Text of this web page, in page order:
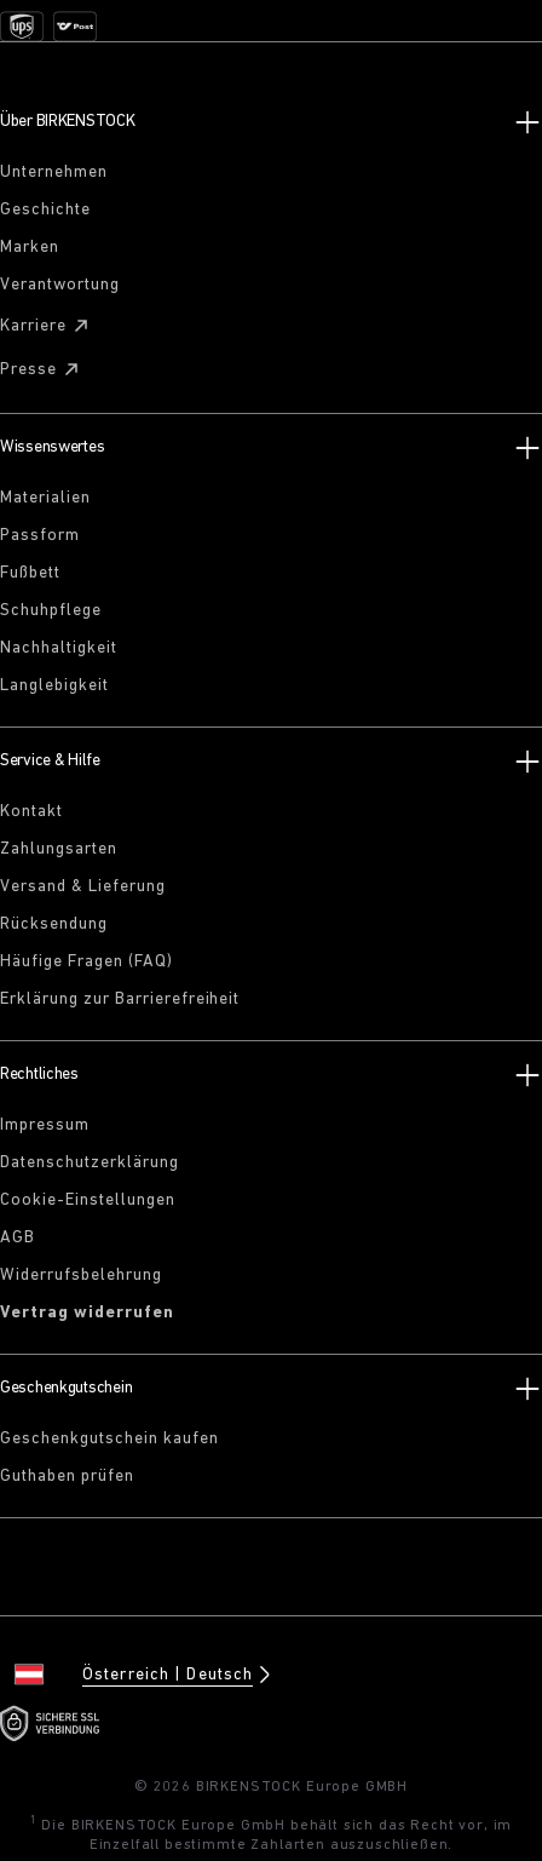
Über BIRKENSTOCK
Unternehmen
Geschichte
Marken
Verantwortung
Karriere
Presse
Wissenswertes
Materialien
Passform
Fußbett
Schuhpflege
Nachhaltigkeit
Langlebigkeit
Service & Hilfe
Kontakt
Zahlungsarten
Versand & Lieferung
Rücksendung
Häufige Fragen (FAQ)
Erklärung zur Barrierefreiheit
Rechtliches
Impressum
Datenschutzerklärung
Cookie-Einstellungen
AGB
Widerrufsbelehrung
Vertrag widerrufen
Geschenkgutschein
Geschenkgutschein kaufen
Guthaben prüfen
Österreich Deutsch
© 2026 BIRKENSTOCK Europe GMBH
1
Die BIRKENSTOCK Europe GmbH behält sich das Recht vor, im
Einzelfall bestimmte Zahlarten auszuschließen.